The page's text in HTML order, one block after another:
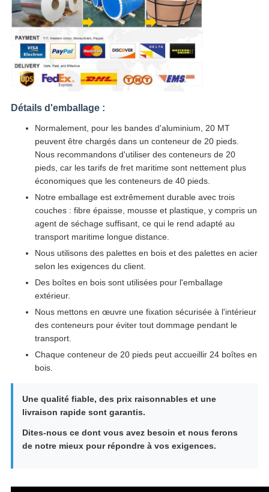
Détails d'emballage :
Normalement, pour les bandes d'aluminium, 20 MT
peuvent être chargés dans un conteneur de 20 pieds.
Nous recommandons d'utiliser des conteneurs de 20
pieds, car les tarifs de fret maritime sont nettement plus
économiques que les conteneurs de 40 pieds.
Notre emballage est extrêmement durable avec trois
couches : fibre épaisse, mousse et plastique, y compris un
agent de séchage suffisant, ce qui le rend adapté au
transport maritime longue distance.
Nous utilisons des palettes en bois et des palettes en acier
selon les exigences du client.
Des boîtes en bois sont utilisées pour l'emballage
extérieur.
Nous mettons en œuvre une fixation sécurisée à l'intérieur
des conteneurs pour éviter tout dommage pendant le
transport.
Chaque conteneur de 20 pieds peut accueillir 24 boîtes en
bois.
Une qualité fiable, des prix raisonnables et une
livraison rapide sont garantis.
Dites-nous ce dont vous avez besoin et nous ferons
de notre mieux pour répondre à vos exigences.